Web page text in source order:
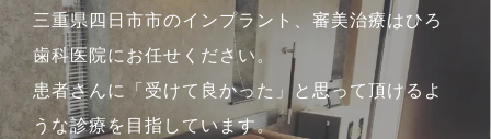
三重県四日市市のインプラント、審美治療はひろ
歯科医院にお任せください。
患者さんに「受けて良かった」と思って頂けるよ
うな診療を目指しています。